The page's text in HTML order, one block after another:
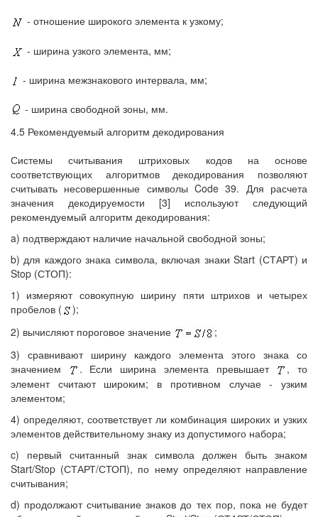
- отношение широкого элемента к узкому;
- ширина узкого элемента, мм;
- ширина межзнакового интервала, мм;
- ширина свободной зоны, мм.
4.5 Рекомендуемый алгоритм декодирования
Системы считывания штриховых кодов на основе
соответствующих алгоритмов декодирования позволяют
считывать несовершенные символы Code 39. Для расчета
значения декодируемости [3] используют следующий
рекомендуемый алгоритм декодирования:
a) подтверждают наличие начальной свободной зоны;
b) для каждого знака символа, включая знаки Start (СТАРТ) и
Stop (СТОП):
1) измеряют совокупную ширину пяти штрихов и четырех
пробелов (
);
2) вычисляют пороговое значение
;
3) сравнивают ширину каждого элемента этого знака со
значением
. Если ширина элемента превышает
, то
элемент считают широким; в противном случае - узким
элементом;
4) определяют, соответствует ли комбинация широких и узких
элементов действительному знаку из допустимого набора;
c) первый считанный знак символа должен быть знаком
Start/Stop (СТАРТ/СТОП), по нему определяют направление
считывания;
d) продолжают считывание знаков до тех пор, пока не будет